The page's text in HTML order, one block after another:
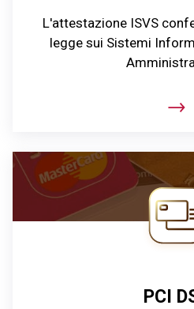
L'attestazione ISVS
legge sui Sistemi
PCI